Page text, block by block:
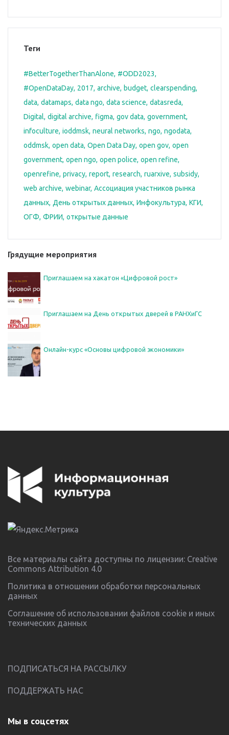
Теги
#BetterTogetherThanAlone #ODD2023
#OpenDataDay 2017 archive budget clearspending
data datamaps data ngo data science datasreda
Digital digital archive figma gov data government
infoculture ioddmsk neural networks ngo ngodata
oddmsk open data Open Data Day open gov open
government open ngo open police open refine
openrefine privacy report research ruarxive subsidy
web archive webinar Ассоциация участников рынка
данных День открытых данных Инфокультура КГИ
ОГФ ФРИИ открытые данные
Грядущие мероприятия
Приглашаем на хакатон «Цифровой рост»
Приглашаем на День открытых дверей в РАНХиГС
Онлайн-курс «Основы цифровой экономики»
Все материалы сайта доступны по лицензии: Creative
Commons Attribution 4.0
Политика в отношении обработки персональных
данных
Соглашение об использовании файлов cookie и иных
технических данных
ПОДПИСАТЬСЯ НА РАССЫЛКУ
ПОДДЕРЖАТЬ НАС
Мы в соцсетях